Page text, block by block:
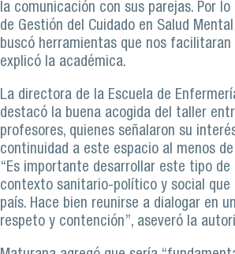
la comunicación con sus parejas. Por lo
de Gestión del Cuidado en Salud
buscó herramientas que nos
explicó la académica.
La directora de la Escuela de
destacó la buena acogida del taller
profesores, quienes señalaron su
continuidad a este espacio al menos
“Es importante desarrollar este tipo de
contexto sanitario-político y social que
país. Hace bien reunirse a dialogar en
respeto y contención”, aseveró la